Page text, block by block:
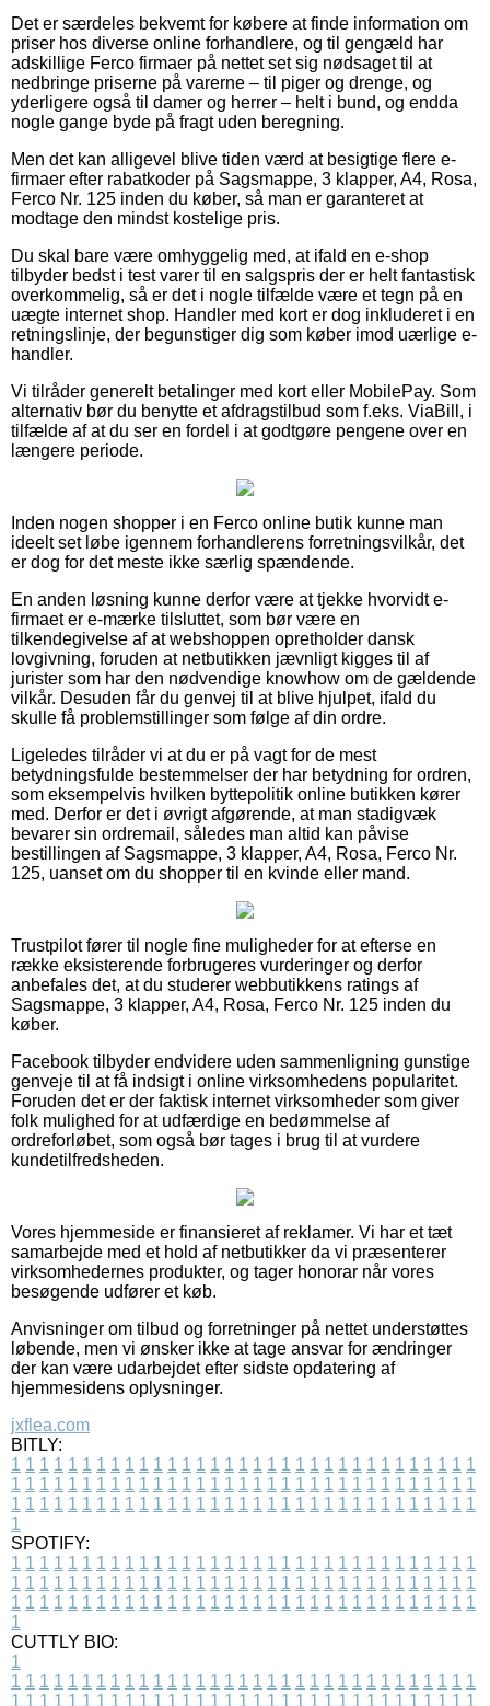
Det er særdeles bekvemt for købere at finde information om
priser hos diverse online forhandlere, og til gengæld har
adskillige Ferco firmaer på nettet set sig nødsaget til at
nedbringe priserne på varerne – til piger og drenge, og
yderligere også til damer og herrer – helt i bund, og endda
nogle gange byde på fragt uden beregning.
Men det kan alligevel blive tiden værd at besigtige flere e-
firmaer efter rabatkoder på Sagsmappe, 3 klapper, A4, Rosa,
Ferco Nr. 125 inden du køber, så man er garanteret at
modtage den mindst kostelige pris.
Du skal bare være omhyggelig med, at ifald en e-shop
tilbyder bedst i test varer til en salgspris der er helt fantastisk
overkommelig, så er det i nogle tilfælde være et tegn på en
uægte internet shop. Handler med kort er dog inkluderet i en
retningslinje, der begunstiger dig som køber imod uærlige e-
handler.
Vi tilråder generelt betalinger med kort eller MobilePay. Som
alternativ bør du benytte et afdragstilbud som f.eks. ViaBill, i
tilfælde af at du ser en fordel i at godtgøre pengene over en
længere periode.
Inden nogen shopper i en Ferco online butik kunne man
ideelt set løbe igennem forhandlerens forretningsvilkår, det
er dog for det meste ikke særlig spændende.
En anden løsning kunne derfor være at tjekke hvorvidt e-
firmaet er e-mærke tilsluttet, som bør være en
tilkendegivelse af at webshoppen opretholder dansk
lovgivning, foruden at netbutikken jævnligt kigges til af
jurister som har den nødvendige knowhow om de gældende
vilkår. Desuden får du genvej til at blive hjulpet, ifald du
skulle få problemstillinger som følge af din ordre.
Ligeledes tilråder vi at du er på vagt for de mest
betydningsfulde bestemmelser der har betydning for ordren,
som eksempelvis hvilken byttepolitik online butikken kører
med. Derfor er det i øvrigt afgørende, at man stadigvæk
bevarer sin ordremail, således man altid kan påvise
bestillingen af Sagsmappe, 3 klapper, A4, Rosa, Ferco Nr.
125, uanset om du shopper til en kvinde eller mand.
Trustpilot fører til nogle fine muligheder for at efterse en
række eksisterende forbrugeres vurderinger og derfor
anbefales det, at du studerer webbutikkens ratings af
Sagsmappe, 3 klapper, A4, Rosa, Ferco Nr. 125 inden du
køber.
Facebook tilbyder endvidere uden sammenligning gunstige
genveje til at få indsigt i online virksomhedens popularitet.
Foruden det er der faktisk internet virksomheder som giver
folk mulighed for at udfærdige en bedømmelse af
ordreforløbet, som også bør tages i brug til at vurdere
kundetilfredsheden.
Vores hjemmeside er finansieret af reklamer. Vi har et tæt
samarbejde med et hold af netbutikker da vi præsenterer
virksomhedernes produkter, og tager honorar når vores
besøgende udfører et køb.
Anvisninger om tilbud og forretninger på nettet understøttes
løbende, men vi ønsker ikke at tage ansvar for ændringer
der kan være udarbejdet efter sidste opdatering af
hjemmesidens oplysninger.
jxflea.com
BITLY:
1 1 1 1 1 1 1 1 1 1 1 1 1 1 1 1 1 1 1 1 1 1 1 1 1 1 1 1 1 1 1 1 1
1 1 1 1 1 1 1 1 1 1 1 1 1 1 1 1 1 1 1 1 1 1 1 1 1 1 1 1 1 1 1 1 1
1 1 1 1 1 1 1 1 1 1 1 1 1 1 1 1 1 1 1 1 1 1 1 1 1 1 1 1 1 1 1 1 1
1
SPOTIFY:
1 1 1 1 1 1 1 1 1 1 1 1 1 1 1 1 1 1 1 1 1 1 1 1 1 1 1 1 1 1 1 1 1
1 1 1 1 1 1 1 1 1 1 1 1 1 1 1 1 1 1 1 1 1 1 1 1 1 1 1 1 1 1 1 1 1
1 1 1 1 1 1 1 1 1 1 1 1 1 1 1 1 1 1 1 1 1 1 1 1 1 1 1 1 1 1 1 1 1
1
CUTTLY BIO:
1
1 1 1 1 1 1 1 1 1 1 1 1 1 1 1 1 1 1 1 1 1 1 1 1 1 1 1 1 1 1 1 1 1
1 1 1 1 1 1 1 1 1 1 1 1 1 1 1 1 1 1 1 1 1 1 1 1 1 1 1 1 1 1 1 1 1